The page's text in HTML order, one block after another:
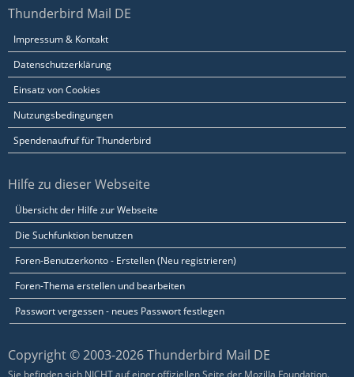
Thunderbird Mail DE
Impressum & Kontakt
Datenschutzerklärung
Einsatz von Cookies
Nutzungsbedingungen
Spendenaufruf für Thunderbird
Hilfe zu dieser Webseite
Übersicht der Hilfe zur Webseite
Die Suchfunktion benutzen
Foren-Benutzerkonto - Erstellen (Neu registrieren)
Foren-Thema erstellen und bearbeiten
Passwort vergessen - neues Passwort festlegen
Copyright © 2003-2026 Thunderbird Mail DE